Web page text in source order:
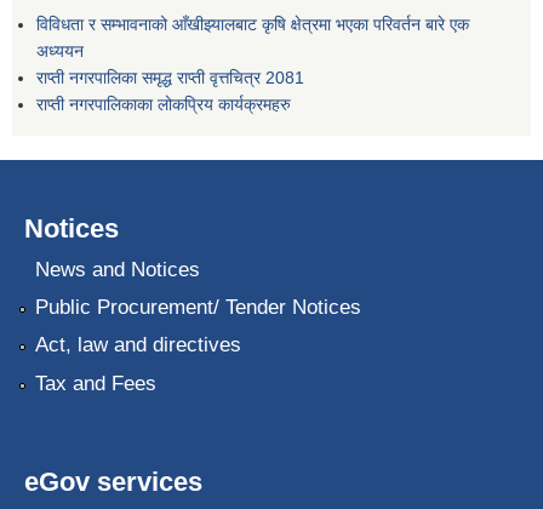
विविधता र सम्भावनाको आँखीझ्यालबाट कृषि क्षेत्रमा भएका परिवर्तन बारे एक
अध्ययन
राप्ती नगरपालिका समृद्ध राप्ती वृत्तचित्र 2081
राप्ती नगरपालिकाका लोकप्रिय कार्यक्रमहरु
Notices
News and Notices
Public Procurement/ Tender Notices
Act, law and directives
Tax and Fees
eGov services